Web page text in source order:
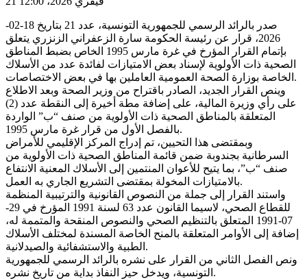
صدر بالرائد الرسمي للجمهورية التونسية، عدد 21 بتاريخ 18-02-
2026، قرار عن رئيسة الحكومة سارة الزعفراني الزنزري يتعلق
بإتمام القرار المؤرخ في غرة مارس 1995 الخاص بضبط المناطق
الصحية ذات الأولوية لإسناد بعض الامتيازات لفائدة عدد من الأسلاك
الخاصة بوزارة الصحة العمومية العاملين بها في بعض الاختصاصات.
وينص القرار الجديد، الصادر باقتراح من وزير الصحة وبعد الاطلاع
على رأي وزيرة المالية، على إضافة مطة أخيرة إلى النقطة عدد (2)
المتعلقة بالمناطق الصحية ذات الأولوية من صنف “ب” الواردة
بالفصل الأول من قرار غرة مارس 1995.
وبمقتضى هذا التحيين، تم إدراج المركز الإقليمي للأمراض
السرطانية بجندوبة ضمن قائمة المناطق الصحية ذات الأولوية من
صنف “ب”، بما يتيح للأعوان المنتمين إلى الأسلاك المعنية الانتفاع
بالامتيازات المخولة بمقتضى التشريع الجاري به العمل.
واستند القرار إلى جملة من النصوص القانونية والترتيبية المنظمة
للقطاع الصحي، لاسيما القانون عدد 63 لسنة 1991 المؤرخ في 29-
07-1991 المتعلق بالتنظيم الصحي والنصوص المنقحة والمتممة له،
إضافة إلى الأوامر المتعلقة بالمنح الخاصة المسندة لمختلف الأسلاك
الطبية والاستشفائية والصيدلانية.
ونص الفصل الثاني من القرار على نشره بالرائد الرسمي للجمهورية
التونسية، ويدخل حيز النفاذ بداية من تاريخ نشره.